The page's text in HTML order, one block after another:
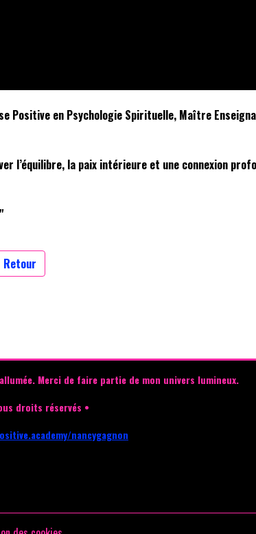
Positive en Psychologie Spirituelle, Maître
l’équilibre, la paix intérieure et une connexion
Retour
Merci de faire partie de mon univers lumineux.
droits réservés •
nancygagnon